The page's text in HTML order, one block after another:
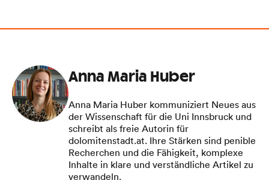
Anna Maria Huber
Anna Maria Huber kommuniziert Neues aus
der Wissenschaft für die Uni Innsbruck und
schreibt als freie Autorin für
dolomitenstadt.at. Ihre Stärken sind penible
Recherchen und die Fähigkeit, komplexe
Inhalte in klare und verständliche Artikel zu
verwandeln.